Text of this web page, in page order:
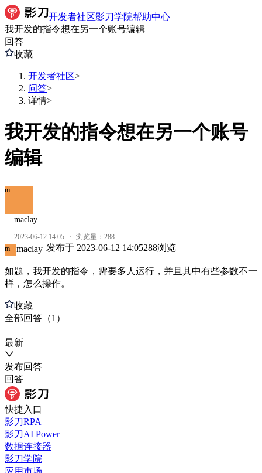
开发者社区影刀学院帮助中心
我开发的指令想在另一个账号编辑
回答
收藏
开发者社区>
问答>
详情>
我开发的指令想在另一个账号
编辑
m
maclay
2023-06-12 14:05 · 浏览量： 288
m
maclay 发布于 2023-06-12 14:05288浏览
如题，我开发的指令，需要多人运行，并且其中有些参数不一
样，怎么操作。
收藏
全部回答 （1 ）
最新
发布回答
回答
快捷入口
影刀RPA
影刀AI Power
数据连接器
影刀学院
应用市场